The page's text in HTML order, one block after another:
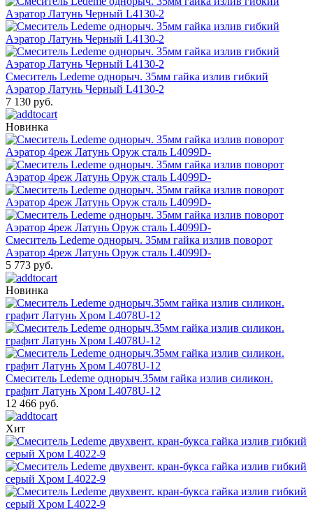
Смеситель Ledeme однорыч. 35мм гайка излив гибкий
Аэратор Латунь Черный L4130-2
7 130 руб.
Новинка
Смеситель Ledeme однорыч. 35мм гайка излив поворот
Аэратор 4реж Латунь Оруж сталь L4099D-
5 773 руб.
Новинка
Смеситель Ledeme однорыч.35мм гайка излив силикон.
графит Латунь Хром L4078U-12
12 466 руб.
Хит